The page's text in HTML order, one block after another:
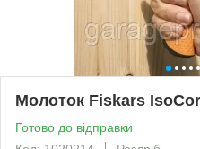
Молоток Fiskars
Готово до відправки